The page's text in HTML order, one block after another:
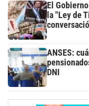
El
la "Ley de
ANSES:
DNI